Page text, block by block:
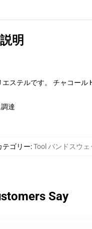
説明
ステルです。 チャコール
達
テゴリー:Tool バンドスウ
Say